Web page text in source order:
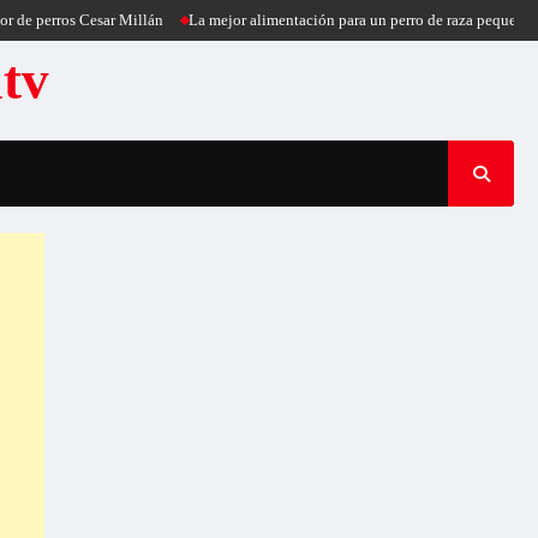
Cesar Millán La mejor alimentación para un perro de raza pequeña